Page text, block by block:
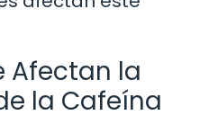
Afectan la
la Cafeína